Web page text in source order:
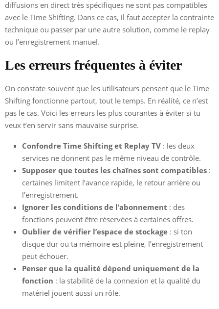
diffusions en direct très spécifiques ne sont pas compatibles
avec le Time Shifting. Dans ce cas, il faut accepter la contrainte
technique ou passer par une autre solution, comme le replay
ou l’enregistrement manuel.
Les erreurs fréquentes à éviter
On constate souvent que les utilisateurs pensent que le Time
Shifting fonctionne partout, tout le temps. En réalité, ce n’est
pas le cas. Voici les erreurs les plus courantes à éviter si tu
veux t’en servir sans mauvaise surprise.
Confondre Time Shifting et Replay TV : les deux
services ne donnent pas le même niveau de contrôle.
Supposer que toutes les chaînes sont compatibles :
certaines limitent l’avance rapide, le retour arrière ou
l’enregistrement.
Ignorer les conditions de l’abonnement : des
fonctions peuvent être réservées à certaines offres.
Oublier de vérifier l’espace de stockage : si ton
disque dur ou ta mémoire est pleine, l’enregistrement
peut échouer.
Penser que la qualité dépend uniquement de la
fonction : la stabilité de la connexion et la qualité du
matériel jouent aussi un rôle.